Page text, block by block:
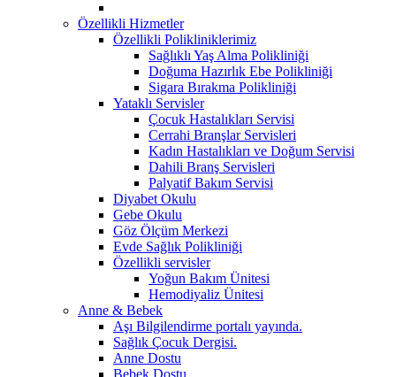
Özellikli Hizmetler
Özellikli Polikliniklerimiz
Sağlıklı Yaş Alma Polikliniği
Doğuma Hazırlık Ebe Polikliniği
Sigara Bırakma Polikliniği
Yataklı Servisler
Çocuk Hastalıkları Servisi
Cerrahi Branşlar Servisleri
Kadın Hastalıkları ve Doğum Servisi
Dahili Branş Servisleri
Palyatif Bakım Servisi
Diyabet Okulu
Gebe Okulu
Göz Ölçüm Merkezi
Evde Sağlık Polikliniği
Özellikli servisler
Yoğun Bakım Ünitesi
Hemodiyaliz Ünitesi
Anne & Bebek
Aşı Bilgilendirme portalı yayında.
Sağlık Çocuk Dergisi.
Anne Dostu
Bebek Dostu